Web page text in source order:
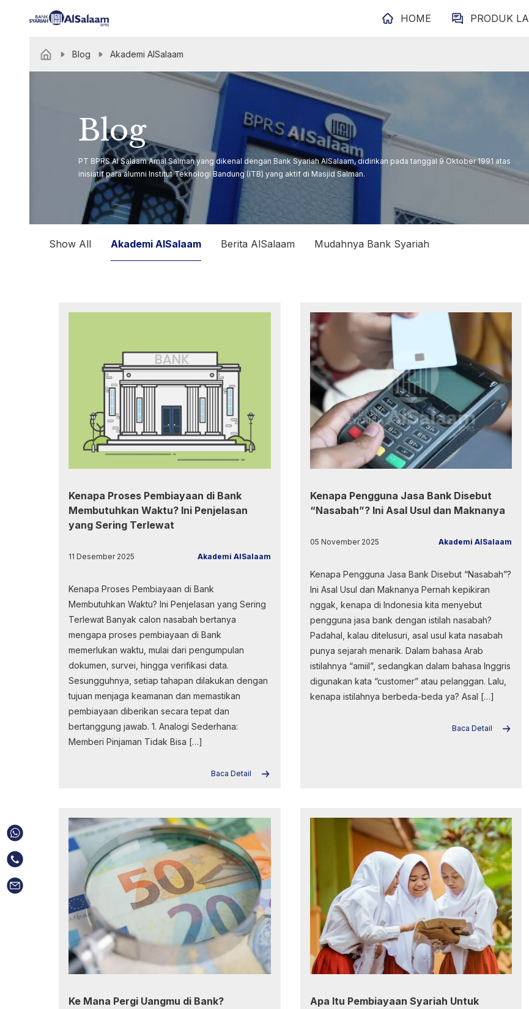
HOME PRODUK
Blog Akademi AlSalaam
Blog
PT BPRS Al Salaam Amal Salman yang dikenal dengan Bank Syariah AlSalaam, didirikan pada tanggal 9 Oktober 1991 atas
inisiatif para alumni Institut Teknologi Bandung (ITB) yang aktif di Masjid Salman.
Show All Akademi AlSalaam Berita AlSalaam Mudahnya Bank Syariah
Kenapa Proses Pembiayaan di Bank
Membutuhkan Waktu? Ini Penjelasan
yang Sering Terlewat
11 Desember 2025 Akademi AlSalaam
Kenapa Proses Pembiayaan di Bank
Membutuhkan Waktu? Ini Penjelasan yang Sering
Terlewat Banyak calon nasabah bertanya
mengapa proses pembiayaan di Bank
memerlukan waktu, mulai dari pengumpulan
dokumen, survei, hingga verifikasi data.
Sesungguhnya, setiap tahapan dilakukan dengan
tujuan menjaga keamanan dan memastikan
pembiayaan diberikan secara tepat dan
bertanggung jawab. 1. Analogi Sederhana:
Memberi Pinjaman Tidak Bisa […]
Baca Detail
Kenapa Pengguna Jasa Bank Disebut
“Nasabah”? Ini Asal Usul dan Maknanya
05 November 2025 Akademi AlSalaam
Kenapa Pengguna Jasa Bank Disebut “Nasabah”?
Ini Asal Usul dan Maknanya Pernah kepikiran
nggak, kenapa di Indonesia kita menyebut
pengguna jasa bank dengan istilah nasabah?
Padahal, kalau ditelusuri, asal usul kata nasabah
punya sejarah menarik. Dalam bahasa Arab
istilahnya “amiil”, sedangkan dalam bahasa Inggris
digunakan kata “customer” atau pelanggan. Lalu,
kenapa istilahnya berbeda-beda ya? Asal […]
Baca Detail
Ke Mana Pergi Uangmu di Bank?
Apa Itu Pembiayaan Syariah Untuk